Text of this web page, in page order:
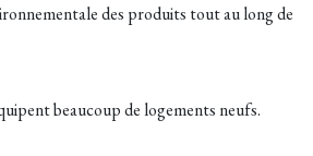
des produits tout au long de
beaucoup de logements neufs.